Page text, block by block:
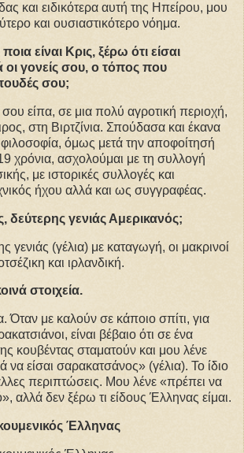
και ειδικότερα αυτή της Ηπείρου, μου
και ουσιαστικότερο νόημα.
είναι Κρις, ξέρω ότι είσαι
οι γονείς σου, ο τόπος που
σου;
είπα, σε μια πολύ αγροτική περιοχή,
στη Βιρτζίνια. Σπούδασα και έκανα
όμως μετά την αποφοίτησή
χρόνια, ασχολούμαι με τη συλλογή
με ιστορικές συλλογές και
ήχου αλλά και ως συγγραφέας.
δεύτερης γενιάς Αμερικανός;
γενιάς (γέλια) με καταγωγή, οι μακρινοί
και ιρλανδική.
στοιχεία.
Όταν με καλούν σε κάποιο σπίτι, για
είναι βέβαιο ότι σε ένα
κουβέντας σταματούν και μου λένε
να είσαι σαρακατσάνος» (γέλια). Το ίδιο
περιπτώσεις. Μου λένε «πρέπει να
αλλά δεν ξέρω τι είδους Έλληνας είμαι.
Έλληνας